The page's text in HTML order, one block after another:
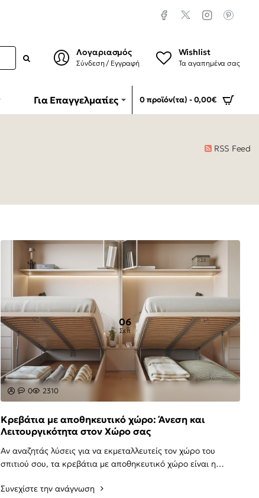
Λογαριασμός
Σύνδεση / Εγγραφή
Wishlist
Τα αγαπημένα σας
Για Επαγγελματίες 0 προϊόν(τα) - 0,00€
RSS Feed
06
Σεπ
0 2310
Κρεβάτια με αποθηκευτικό χώρο: Άνεση και
Λειτουργικότητα στον Χώρο σας
Αν αναζητάς λύσεις για να εκμεταλλευτείς τον χώρο του
σπιτιού σου, τα κρεβάτια με αποθηκευτικό χώρο είναι η
Συνεχίστε την ανάγνωση